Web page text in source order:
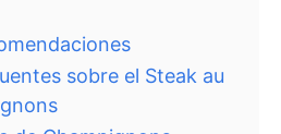
sobre el Steak au